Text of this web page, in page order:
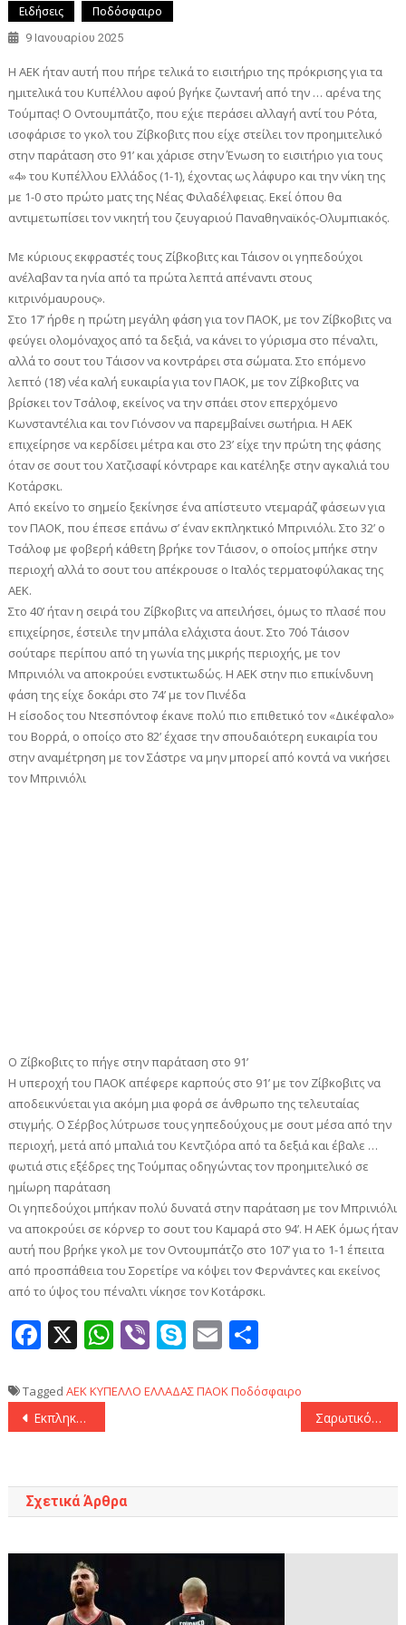
Ειδήσεις Ποδόσφαιρο
9 Ιανουαρίου 2025
Η ΑΕΚ ήταν αυτή που πήρε τελικά το εισιτήριο της πρόκρισης για τα
ημιτελικά του Κυπέλλου αφού βγήκε ζωντανή από την … αρένα της
Τούμπας! Ο Οντουμπάτζο, που ε΄χιε περάσει αλλαγή αντί του Ρότα,
ισοφάρισε το γκολ του Ζίβκοβιτς που είχε στείλει τον προημιτελικό
στην παράταση στο 91’ και χάρισε στην Ένωση το εισιτήριο για τους
«4» του Κυπέλλου Ελλάδος (1-1), έχοντας ως λάφυρο και την νίκη της
με 1-0 στο πρώτο ματς της Νέας Φιλαδέλφειας. Εκεί όπου θα
αντιμετωπίσει τον νικητή του ζευγαριού Παναθηναϊκός-Ολυμπιακός.
Με κύριους εκφραστές τους Ζίβκοβιτς και Τάισον οι γηπεδούχοι
ανέλαβαν τα ηνία από τα πρώτα λεπτά απέναντι στους
κιτρινόμαυρους».
Στο 17’ ήρθε η πρώτη μεγάλη φάση για τον ΠΑΟΚ, με τον Ζίβκοβιτς να
φεύγει ολομόναχος από τα δεξιά, να κάνει το γύρισμα στο πέναλτι,
αλλά το σουτ του Τάισον να κοντράρει στα σώματα. Στο επόμενο
λεπτό (18’) νέα καλή ευκαιρία για τον ΠΑΟΚ, με τον Ζίβκοβιτς να
βρίσκει τον Τσάλοφ, εκείνος να την σπάει στον επερχόμενο
Κωνσταντέλια και τον Γιόνσον να παρεμβαίνει σωτήρια. Η ΑΕΚ
επιχείρησε να κερδίσει μέτρα και στο 23’ είχε την πρώτη της φάσης
όταν σε σουτ του Χατζισαφί κόντραρε και κατέληξε στην αγκαλιά του
Κοτάρσκι.
Από εκείνο το σημείο ξεκίνησε ένα απίστευτο ντεμαράζ φάσεων για
τον ΠΑΟΚ, που έπεσε επάνω σ’ έναν εκπληκτικό Μπρινιόλι. Στο 32’ ο
Τσάλοφ με φοβερή κάθετη βρήκε τον Τάισον, ο οποίος μπήκε στην
περιοχή αλλά το σουτ του απέκρουσε ο Ιταλός τερματοφύλακας της
ΑΕΚ.
Στο 40’ ήταν η σειρά του Ζίβκοβιτς να απειλήσει, όμως το πλασέ που
επιχείρησε, έστειλε την μπάλα ελάχιστα άουτ. Στο 70΄ο Τάισον
σούταρε περίπου από τη γωνία της μικρής περιοχής, με τον
Μπρινιόλι να αποκρούει ενστικτωδώς. Η ΑΕΚ στην πιο επικίνδυνη
φάση της είχε δοκάρι στο 74’ με τον Πινέδα
Η είσοδος του Ντεσπόντοφ έκανε πολύ πιο επιθετικό τον «Δικέφαλο»
του Βορρά, ο οποίςο στο 82’ έχασε την σπουδαιότερη ευκαιρία του
στην αναμέτρηση με τον Σάστρε να μην μπορεί από κοντά να νικήσει
τον Μπρινιόλι
Ο Ζίβκοβιτς το πήγε στην παράταση στο 91’
Η υπεροχή του ΠΑΟΚ απέφερε καρπούς στο 91’ με τον Ζίβκοβιτς να
αποδεικνύεται για ακόμη μια φορά σε άνθρωπο της τελευταίας
στιγμής. Ο Σέρβος λύτρωσε τους γηπεδούχους με σουτ μέσα από την
περιοχή, μετά από μπαλιά του Κεντζιόρα από τα δεξιά και έβαλε …
φωτιά στις εξέδρες της Τούμπας οδηγώντας τον προημιτελικό σε
ημίωρη παράταση
Οι γηπεδούχοι μπήκαν πολύ δυνατά στην παράταση με τον Μπρινιόλι
να αποκρούει σε κόρνερ το σουτ του Καμαρά στο 94’. Η ΑΕΚ όμως ήταν
αυτή που βρήκε γκολ με τον Οντουμπάτζο στο 107’ για το 1-1 έπειτα
από προσπάθεια του Σορετίρε να κόψει τον Φερνάντες και εκείνος
από το ύψος του πέναλτι νίκησε τον Κοτάρσκι.
Facebook
X WhatsApp
ViberSkype
Email
Tagged AEKΚΥΠΕΛΛΟ ΕΛΛΑΔΑΣΠΑΟΚΠοδόσφαιρο
Πλοήγηση
Εκπληκτική Μπαρτσελόνα άλωσε το «Πριγκιπάτο» (84-98) Σαρωτικός ο Παναθηναϊκός «καθάρισε» την Παρτίζαν με «σεληνιασμένους» Ναν και Γκραντ (96-84)
Σχετικά Άρθρα